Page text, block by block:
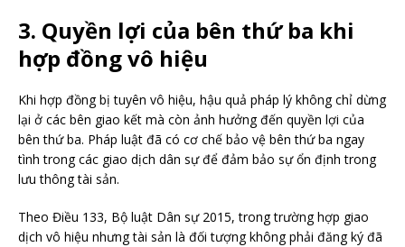
3. Quyền lợi của bên thứ ba khi
hợp đồng vô hiệu
Khi hợp đồng bị tuyên vô hiệu, hậu quả pháp lý không chỉ dừng
lại ở các bên giao kết mà còn ảnh hưởng đến quyền lợi của
bên thứ ba. Pháp luật đã có cơ chế bảo vệ bên thứ ba ngay
tình trong các giao dịch dân sự để đảm bảo sự ổn định trong
lưu thông tài sản.
Theo Điều 133, Bộ luật Dân sự 2015, trong trường hợp giao
dịch vô hiệu nhưng tài sản là đối tượng không phải đăng ký đã